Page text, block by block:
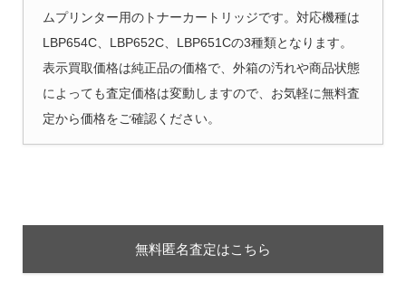
ムプリンター用のトナーカートリッジです。対応機種は
LBP654C、LBP652C、LBP651Cの3種類となります。
表示買取価格は純正品の価格で、外箱の汚れや商品状態
によっても査定価格は変動しますので、お気軽に無料査
定から価格をご確認ください。
無料匿名査定はこちら